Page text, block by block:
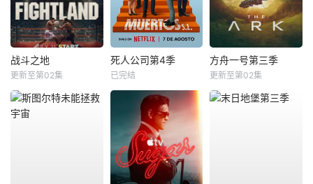
战斗之地
更新至第02集
死人公司第4季
已完结
方舟一号第三季
更新至第02集